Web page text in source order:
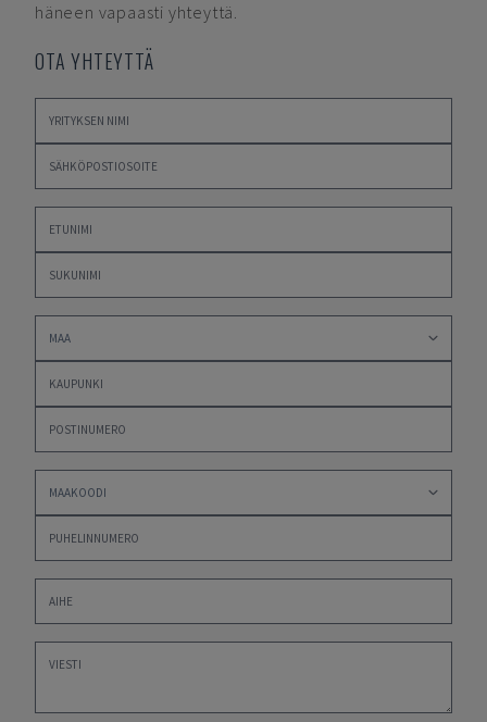
häneen vapaasti yhteyttä.
OTA YHTEYTTÄ